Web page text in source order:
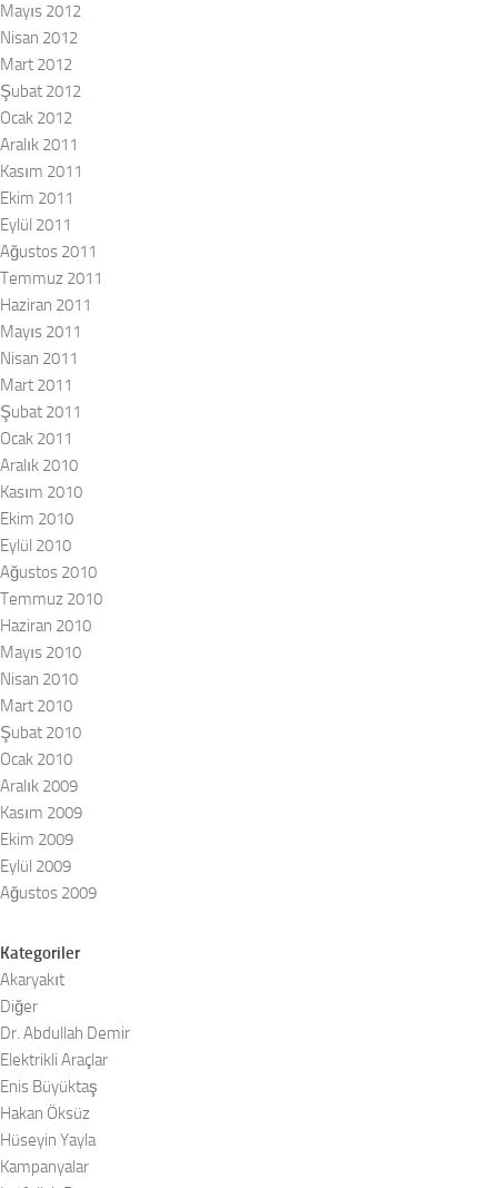
Mayıs 2012
Nisan 2012
Mart 2012
Şubat 2012
Ocak 2012
Aralık 2011
Kasım 2011
Ekim 2011
Eylül 2011
Ağustos 2011
Temmuz 2011
Haziran 2011
Mayıs 2011
Nisan 2011
Mart 2011
Şubat 2011
Ocak 2011
Aralık 2010
Kasım 2010
Ekim 2010
Eylül 2010
Ağustos 2010
Temmuz 2010
Haziran 2010
Mayıs 2010
Nisan 2010
Mart 2010
Şubat 2010
Ocak 2010
Aralık 2009
Kasım 2009
Ekim 2009
Eylül 2009
Ağustos 2009
Kategoriler
Akaryakıt
Diğer
Dr. Abdullah Demir
Elektrikli Araçlar
Enis Büyüktaş
Hakan Öksüz
Hüseyin Yayla
Kampanyalar